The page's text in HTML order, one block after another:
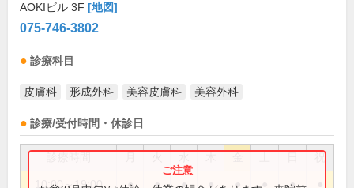
AOKIビル 3F [地図]
075-746-3802
診療科目
皮膚科 形成外科 美容皮膚科 美容外科
診療/受付時間・休診日
祝
10:00～19:00 ● ● ● ● ● ●